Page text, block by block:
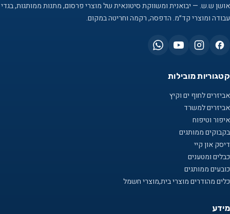
אושן ש.ש. — יבואנית ומשווקת סיטונאית של מוצרי פרסום, מתנות ממותגות, בגדי
עבודה ומוצרי קד״מ. הדפסה, רקמה וחריטה במקום.
קטגוריות מובילות
אביזרים לחוף ים וקיץ
אביזרים למשרד
איפור וטיפוח
בקבוקים ממותגים
דיסק און קיי
כבלים ומטענים
כובעים ממותגים
כלים מהודרים מוצרי בית,מוצרי חשמל
מידע